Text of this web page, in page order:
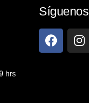
hrs
Síguenos